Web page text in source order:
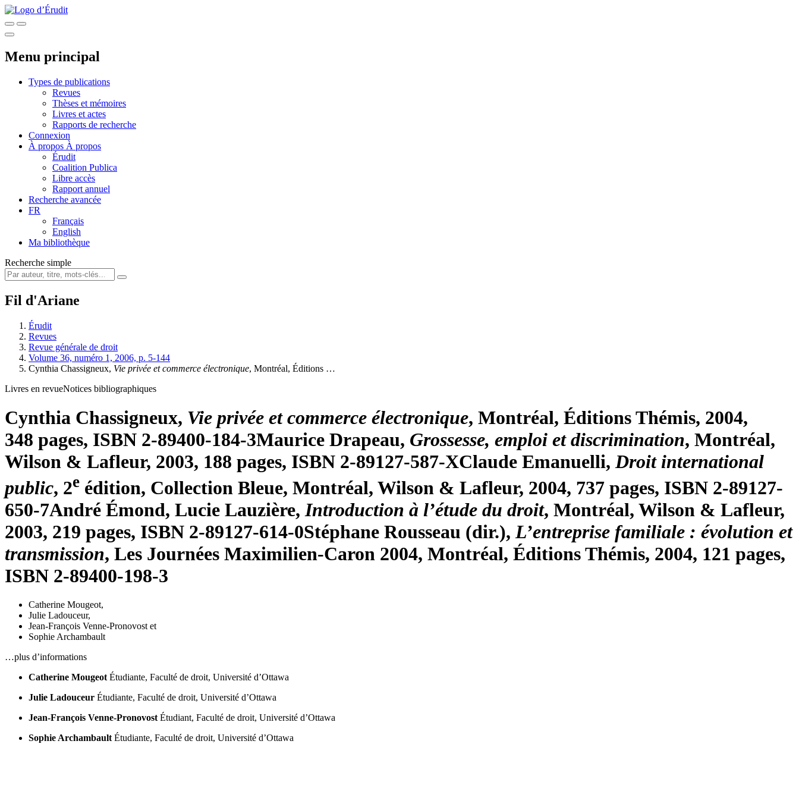
Menu principal
Types de publications
Revues
Thèses et mémoires
Livres et actes
Rapports de recherche
Connexion
À propos À propos
Érudit
Coalition Publica
Libre accès
Rapport annuel
Recherche avancée
FR
Français
English
Ma bibliothèque
Recherche simple
Fil d'Ariane
Érudit
Revues
Revue générale de droit
Volume 36, numéro 1, 2006, p. 5-144
Cynthia Chassigneux, Vie privée et commerce électronique, Montréal, Éditions …
Livres en revueNotices bibliographiques
Cynthia Chassigneux, Vie privée et commerce électronique, Montréal, Éditions Thémis, 2004,
348 pages, ISBN 2-89400-184-3Maurice Drapeau, Grossesse, emploi et discrimination, Montréal,
Wilson & Lafleur, 2003, 188 pages, ISBN 2-89127-587-XClaude Emanuelli, Droit international
public, 2e édition, Collection Bleue, Montréal, Wilson & Lafleur, 2004, 737 pages, ISBN 2-89127-
650-7André Émond, Lucie Lauzière, Introduction à l’étude du droit, Montréal, Wilson & Lafleur,
2003, 219 pages, ISBN 2-89127-614-0Stéphane Rousseau (dir.), L’entreprise familiale : évolution et
transmission, Les Journées Maximilien-Caron 2004, Montréal, Éditions Thémis, 2004, 121 pages,
ISBN 2-89400-198-3
Catherine Mougeot,
Julie Ladouceur,
Jean-François Venne-Pronovost et
Sophie Archambault
…plus d’informations
Catherine Mougeot Étudiante, Faculté de droit, Université d’Ottawa
Julie Ladouceur Étudiante, Faculté de droit, Université d’Ottawa
Jean-François Venne-Pronovost Étudiant, Faculté de droit, Université d’Ottawa
Sophie Archambault Étudiante, Faculté de droit, Université d’Ottawa